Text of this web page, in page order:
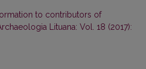
to contributors of
Lituana: Vol. 18 (2017):